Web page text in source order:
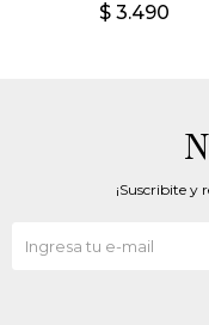
$ 3.490
¡Suscribite y